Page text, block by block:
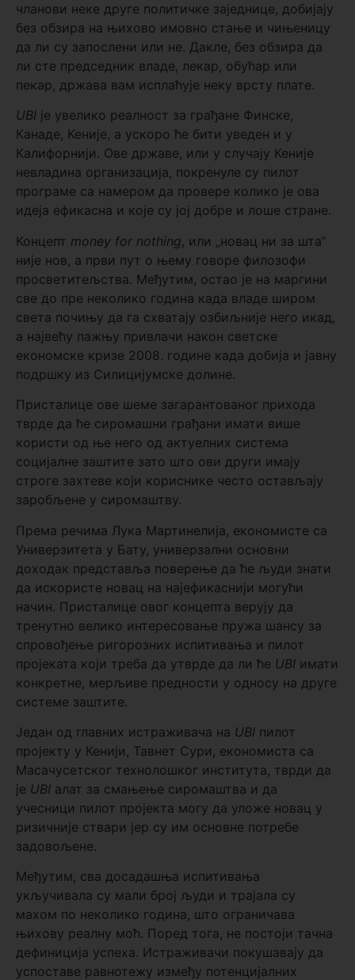
чланови неке друге политичке заједнице, добијају
без обзира на њихово имовно стање и чињеницу
да ли су запослени или не. Дакле, без обзира да
ли сте председник владе, лекар, обућар или
пекар, држава вам исплаћује неку врсту плате.
UBI је увелико реалност за грађане Финске,
Канаде, Кеније, а ускоро ће бити уведен и у
Калифорнији. Ове државе, или у случају Кеније
невладина организација, покренуле су пилот
програме са намером да провере колико је ова
идеја ефикасна и које су јој добре и лоше стране.
Концепт money for nothing, или „новац ни за шта“
није нов, а први пут о њему говоре филозофи
просветитељства. Међутим, остао је на маргини
све до пре неколико година када владе широм
света почињу да га схватају озбиљније него икад,
а највећу пажњу привлачи након светске
економске кризе 2008. године када добија и јавну
подршку из Силицијумске долине.
Присталице ове шеме загарантованог прихода
тврде да ће сиромашни грађани имати више
користи од ње него од актуелних система
социјалне заштите зато што ови други имају
строге захтеве који кориснике често остављају
заробљене у сиромаштву.
Према речима Лука Мартинелија, економисте са
Универзитета у Бату, универзални основни
доходак представља поверење да ће људи знати
да искористе новац на најефикаснији могући
начин. Присталице овог концепта верују да
тренутно велико интересовање пружа шансу за
спровођење ригорозних испитивања и пилот
пројеката који треба да утврде да ли ће UBI имати
конкретне, мерљиве предности у односу на друге
системе заштите.
Један од главних истраживача на UBI пилот
пројекту у Кенији, Тавнет Сури, економиста са
Масачусетског технолошког института, тврди да
је UBI алат за смањење сиромаштва и да
учесници пилот пројекта могу да уложе новац у
ризичније ствари јер су им основне потребе
задовољене.
Међутим, сва досадашња испитивања
укључивала су мали број људи и трајала су
махом по неколико година, што ограничава
њихову реалну моћ. Поред тога, не постоји тачна
дефиниција успеха. Истраживачи покушавају да
успоставе равнотежу између потенцијалних